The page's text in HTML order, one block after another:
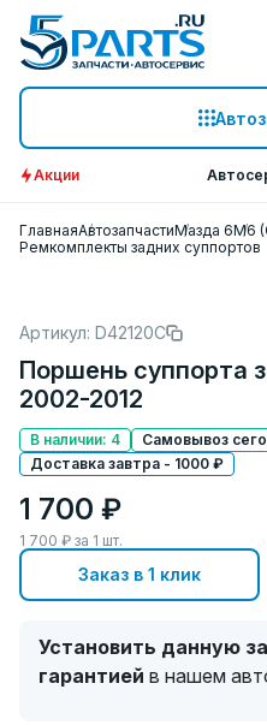
Акции
ГлавнаяАвтозапчастиМазда 6M6
Ремкомплекты задних суппортов
Артикул: D42120C
Поршень суппорта
2002-2012
В наличии: 4
Самовывоз
Доставка завтра - 1000 ₽
1 700 ₽
1 700 ₽ за 1 шт.
Заказ в 1 клик
Установить данную
гарантией в нашем